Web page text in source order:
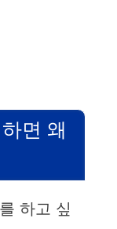
면 왜
하고 싶